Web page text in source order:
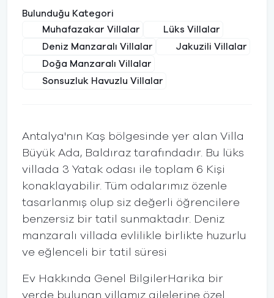
Bulunduğu Kategori
Muhafazakar Villalar
Lüks Villalar
Deniz Manzaralı Villalar
Jakuzili Villalar
Doğa Manzaralı Villalar
Sonsuzluk Havuzlu Villalar
Antalya'nın Kaş bölgesinde yer alan Villa
Büyük Ada, Baldıraz tarafındadır. Bu lüks
villada 3 Yatak odası ile toplam 6 Kişi
konaklayabilir. Tüm odalarımız özenle
tasarlanmış olup siz değerli öğrencilere
benzersiz bir tatil sunmaktadır. Deniz
manzaralı villada evlilikle birlikte huzurlu
ve eğlenceli bir tatil süresi
Ev Hakkında Genel BilgilerHarika bir
yerde bulunan villamız ailelerine özel